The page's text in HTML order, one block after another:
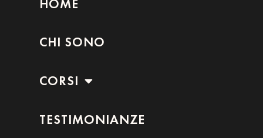
HOME
CHI SONO
CORSI
TESTIMONIANZE